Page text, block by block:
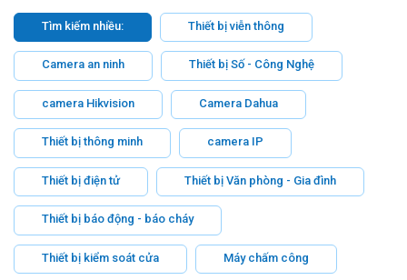
Tìm kiếm nhiều: Thiết bị viễn thông
Camera an ninh Thiết bị Số - Công Nghệ
camera Hikvision Camera Dahua
Thiết bị thông minh camera IP
Thiết bị điện tử Thiết bị Văn phòng - Gia đình
Thiết bị báo động - báo cháy
Thiết bị kiểm soát cửa Máy chấm công